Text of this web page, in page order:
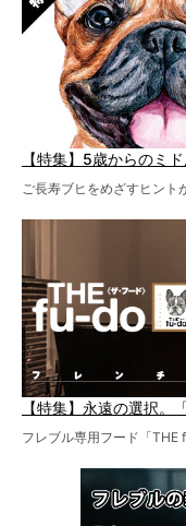
【特集】5歳からのミ
ご長寿ブヒをめざすヒント
【特集】永遠の選択。
フレブル専用フード「THE